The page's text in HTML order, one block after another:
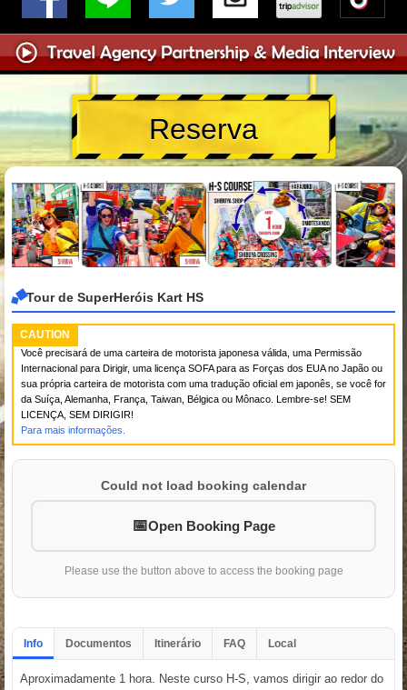
Reserva
Tour de SuperHeróis Kart HS
CAUTION
Você precisará de uma carteira de motorista japonesa válida, uma Permissão
Internacional para Dirigir, uma licença SOFA para as Forças dos EUA no Japão ou
sua própria carteira de motorista com uma tradução oficial em japonês, se você for
da Suíça, Alemanha, França, Taiwan, Bélgica ou Mônaco. Lembre-se! SEM
LICENÇA, SEM DIRIGIR!
Para mais informações.
Could not load booking calendar
Open Booking Page
Please use the button above to access the booking page
Info Documentos Itinerário FAQ Local
Aproximadamente 1 hora. Neste curso H-S, vamos dirigir ao redor do